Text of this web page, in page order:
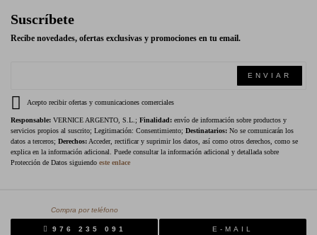
Suscríbete
Recibe novedades, ofertas exclusivas y promociones en tu email.
ENVIAR
Acepto recibir ofertas y comunicaciones comerciales
Responsable: VERNICE ARGENTO, S.L.; Finalidad: envío de información sobre productos y
servicios propios al suscrito; Legitimación: Consentimiento; Destinatarios: No se comunicarán los
datos a terceros; Derechos: Acceder, rectificar y suprimir los datos, así como otros derechos, como se
explica en la información adicional. Puede consultar la información adicional y detallada sobre
Protección de Datos siguiendo este enlace
Compra por teléfono
976 235 091 E-MAIL